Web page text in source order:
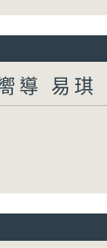
導 易琪